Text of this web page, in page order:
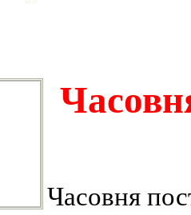
Часовня